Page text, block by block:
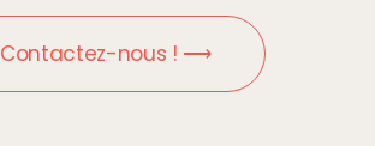
Contactez-nous ! ⟶